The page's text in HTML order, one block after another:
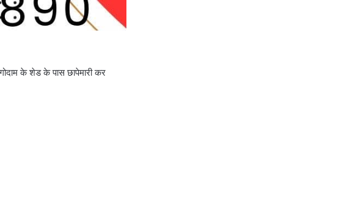
के शेड के पास छापेमारी कर